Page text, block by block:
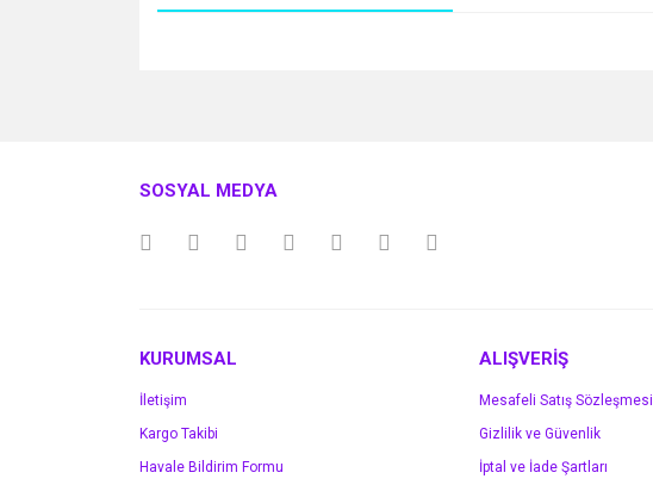
Ürün açıklamasında eksik bilgiler bulunuyor.
SOSYAL MEDYA
KURUMSAL
İletişim
Kargo Takibi
Havale Bildirim Formu
ALIŞVERİŞ
Mesafeli Satış Sözleşmesi
Gizlilik ve Güvenlik
İptal ve İade Şartları